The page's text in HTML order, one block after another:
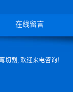
在线留言
切割 , 欢迎来电咨询！